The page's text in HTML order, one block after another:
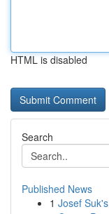
HTML is disabled
Search
Published News
1 Josef